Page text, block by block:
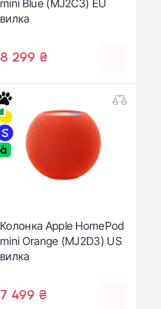
mini Blue (MJ2C3) EU
вилка
8 299 ₴
Колонка Apple HomePod
mini Orange (MJ2D3) US
вилка
7 499 ₴